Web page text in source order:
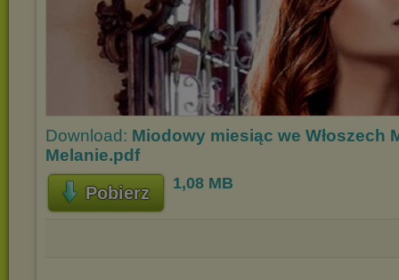
Download: Miodowy miesiąc we Włoszech
Melanie.pdf
Pobierz 1,08 MB